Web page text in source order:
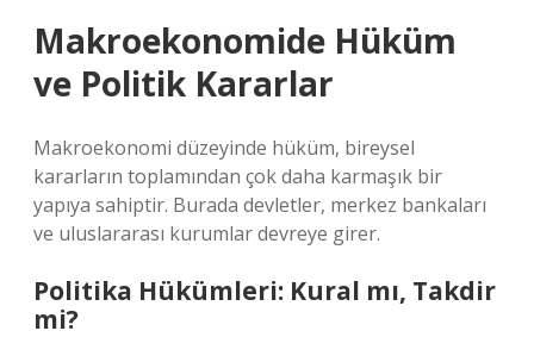
Makroekonomide Hüküm
ve Politik Kararlar
Makroekonomi düzeyinde hüküm, bireysel
kararların toplamından çok daha karmaşık bir
yapıya sahiptir. Burada devletler, merkez bankaları
ve uluslararası kurumlar devreye girer.
Politika Hükümleri: Kural mı, Takdir
mi?